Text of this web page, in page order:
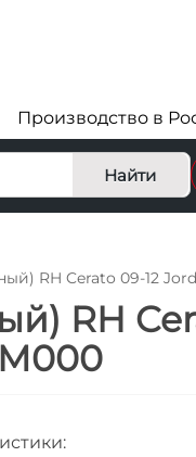
Производство в
Найти
RH Cerato 09-12
RH